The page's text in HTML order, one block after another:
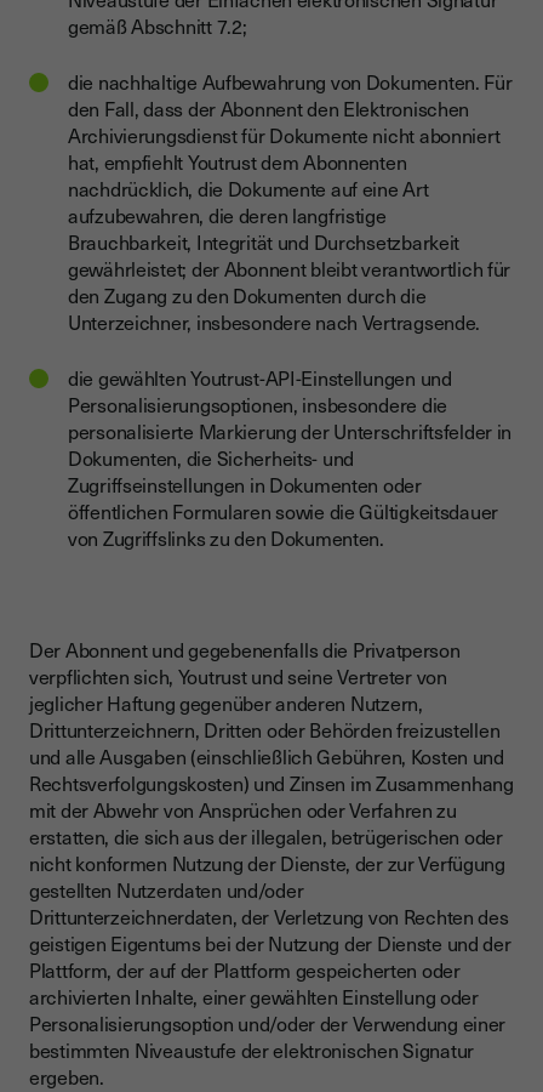
gemäß Abschnitt 7.2;
die nachhaltige Aufbewahrung von Dokumenten. Für
den Fall, dass der Abonnent den Elektronischen
Archivierungsdienst für Dokumente nicht abonniert
hat, empfiehlt Youtrust dem Abonnenten
nachdrücklich, die Dokumente auf eine Art
aufzubewahren, die deren langfristige
Brauchbarkeit, Integrität und Durchsetzbarkeit
gewährleistet; der Abonnent bleibt verantwortlich für
den Zugang zu den Dokumenten durch die
Unterzeichner, insbesondere nach Vertragsende.
die gewählten Youtrust-API-Einstellungen und
Personalisierungsoptionen, insbesondere die
personalisierte Markierung der Unterschriftsfelder in
Dokumenten, die Sicherheits- und
Zugriffseinstellungen in Dokumenten oder
öffentlichen Formularen sowie die Gültigkeitsdauer
von Zugriffslinks zu den Dokumenten.
Der Abonnent und gegebenenfalls die Privatperson
verpflichten sich, Youtrust und seine Vertreter von
jeglicher Haftung gegenüber anderen Nutzern,
Drittunterzeichnern, Dritten oder Behörden freizustellen
und alle Ausgaben (einschließlich Gebühren, Kosten und
Rechtsverfolgungskosten) und Zinsen im Zusammenhang
mit der Abwehr von Ansprüchen oder Verfahren zu
erstatten, die sich aus der illegalen, betrügerischen oder
nichtkonformen Nutzung der Dienste, der zur Verfügung
gestellten Nutzerdaten und/oder
Drittunterzeichnerdaten, der Verletzung von Rechten des
geistigen Eigentums bei der Nutzung der Dienste und der
Plattform, der auf der Plattform gespeicherten oder
archivierten Inhalte, einer gewählten Einstellung oder
Personalisierungsoption und/oder der Verwendung einer
bestimmten Niveaustufe der elektronischen Signatur
ergeben.